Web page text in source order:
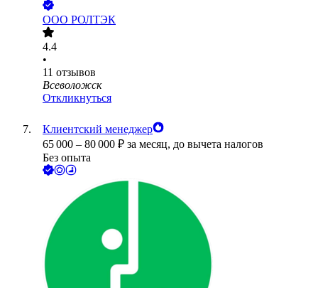
ООО РОЛТЭК
4.4
•
11 отзывов
Всеволожск
Откликнуться
Клиентский менеджер
65 000 – 80 000 ₽ за месяц, до вычета налогов
Без опыта